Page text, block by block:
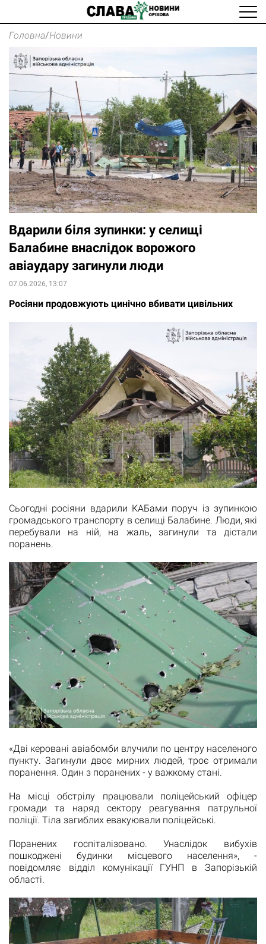
Головна/Новини
Вдарили біля зупинки: у селищі
Балабине внаслідок ворожого
авіаудару загинули люди
07.06.2026, 13:07
Росіяни продовжують цинічно вбивати цивільних
Сьогодні росіяни вдарили КАБами поруч із зупинкою
громадського транспорту в селищі Балабине. Люди, які
перебували на ній, на жаль, загинули та дістали
поранень.
«Дві керовані авіабомби влучили по центру населеного
пункту. Загинули двоє мирних людей, троє отримали
поранення. Один з поранених - у важкому стані.
На місці обстрілу працювали поліцейський офіцер
громади та наряд сектору реагування патрульної
поліції. Тіла загиблих евакуювали поліцейські.
Поранених госпіталізовано. Унаслідок вибухів
пошкоджені будинки місцевого населення», -
повідомляє відділ комунікації ГУНП в Запорізькій
області.